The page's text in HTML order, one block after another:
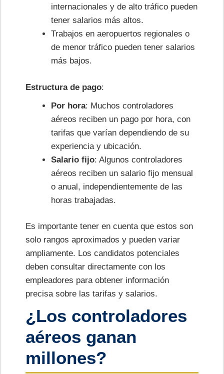
internacionales y de alto tráfico pueden
tener salarios más altos.
Trabajos en aeropuertos regionales o
de menor tráfico pueden tener salarios
más bajos.
Estructura de pago:
Por hora: Muchos controladores
aéreos reciben un pago por hora, con
tarifas que varían dependiendo de su
experiencia y ubicación.
Salario fijo: Algunos controladores
aéreos reciben un salario fijo mensual
o anual, independientemente de las
horas trabajadas.
Es importante tener en cuenta que estos son
solo rangos aproximados y pueden variar
ampliamente. Los candidatos potenciales
deben consultar directamente con los
empleadores para obtener información
precisa sobre las tarifas y salarios.
¿Los controladores
aéreos ganan
millones?